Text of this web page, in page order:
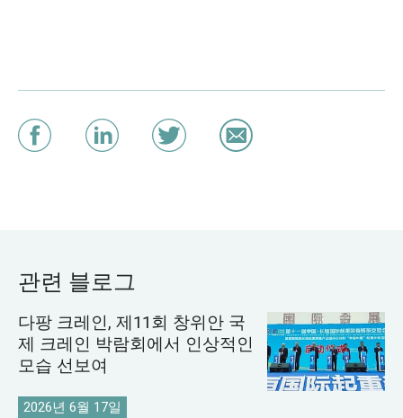
관련 블로그
다팡 크레인, 제11회 창위안 국
제 크레인 박람회에서 인상적인
모습 선보여
2026년 6월 17일